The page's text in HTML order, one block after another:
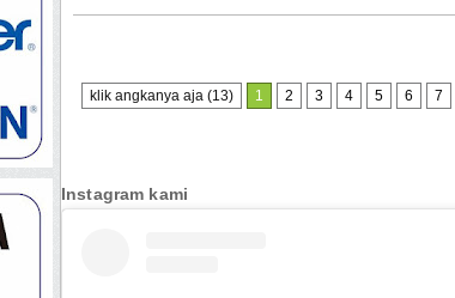
klik angkanya aja (13) 1 2 3 4 5 6 7
Instagram kami